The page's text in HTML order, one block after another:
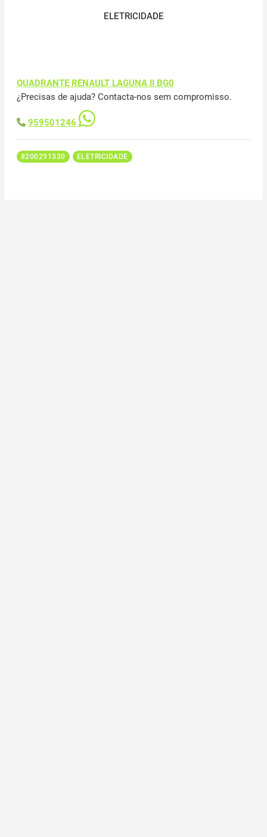
ELETRICIDADE
QUADRANTE RENAULT LAGUNA II BG0
¿Precisas de ajuda? Contacta-nos sem compromisso.
959501246
8200291330 ELETRICIDADE